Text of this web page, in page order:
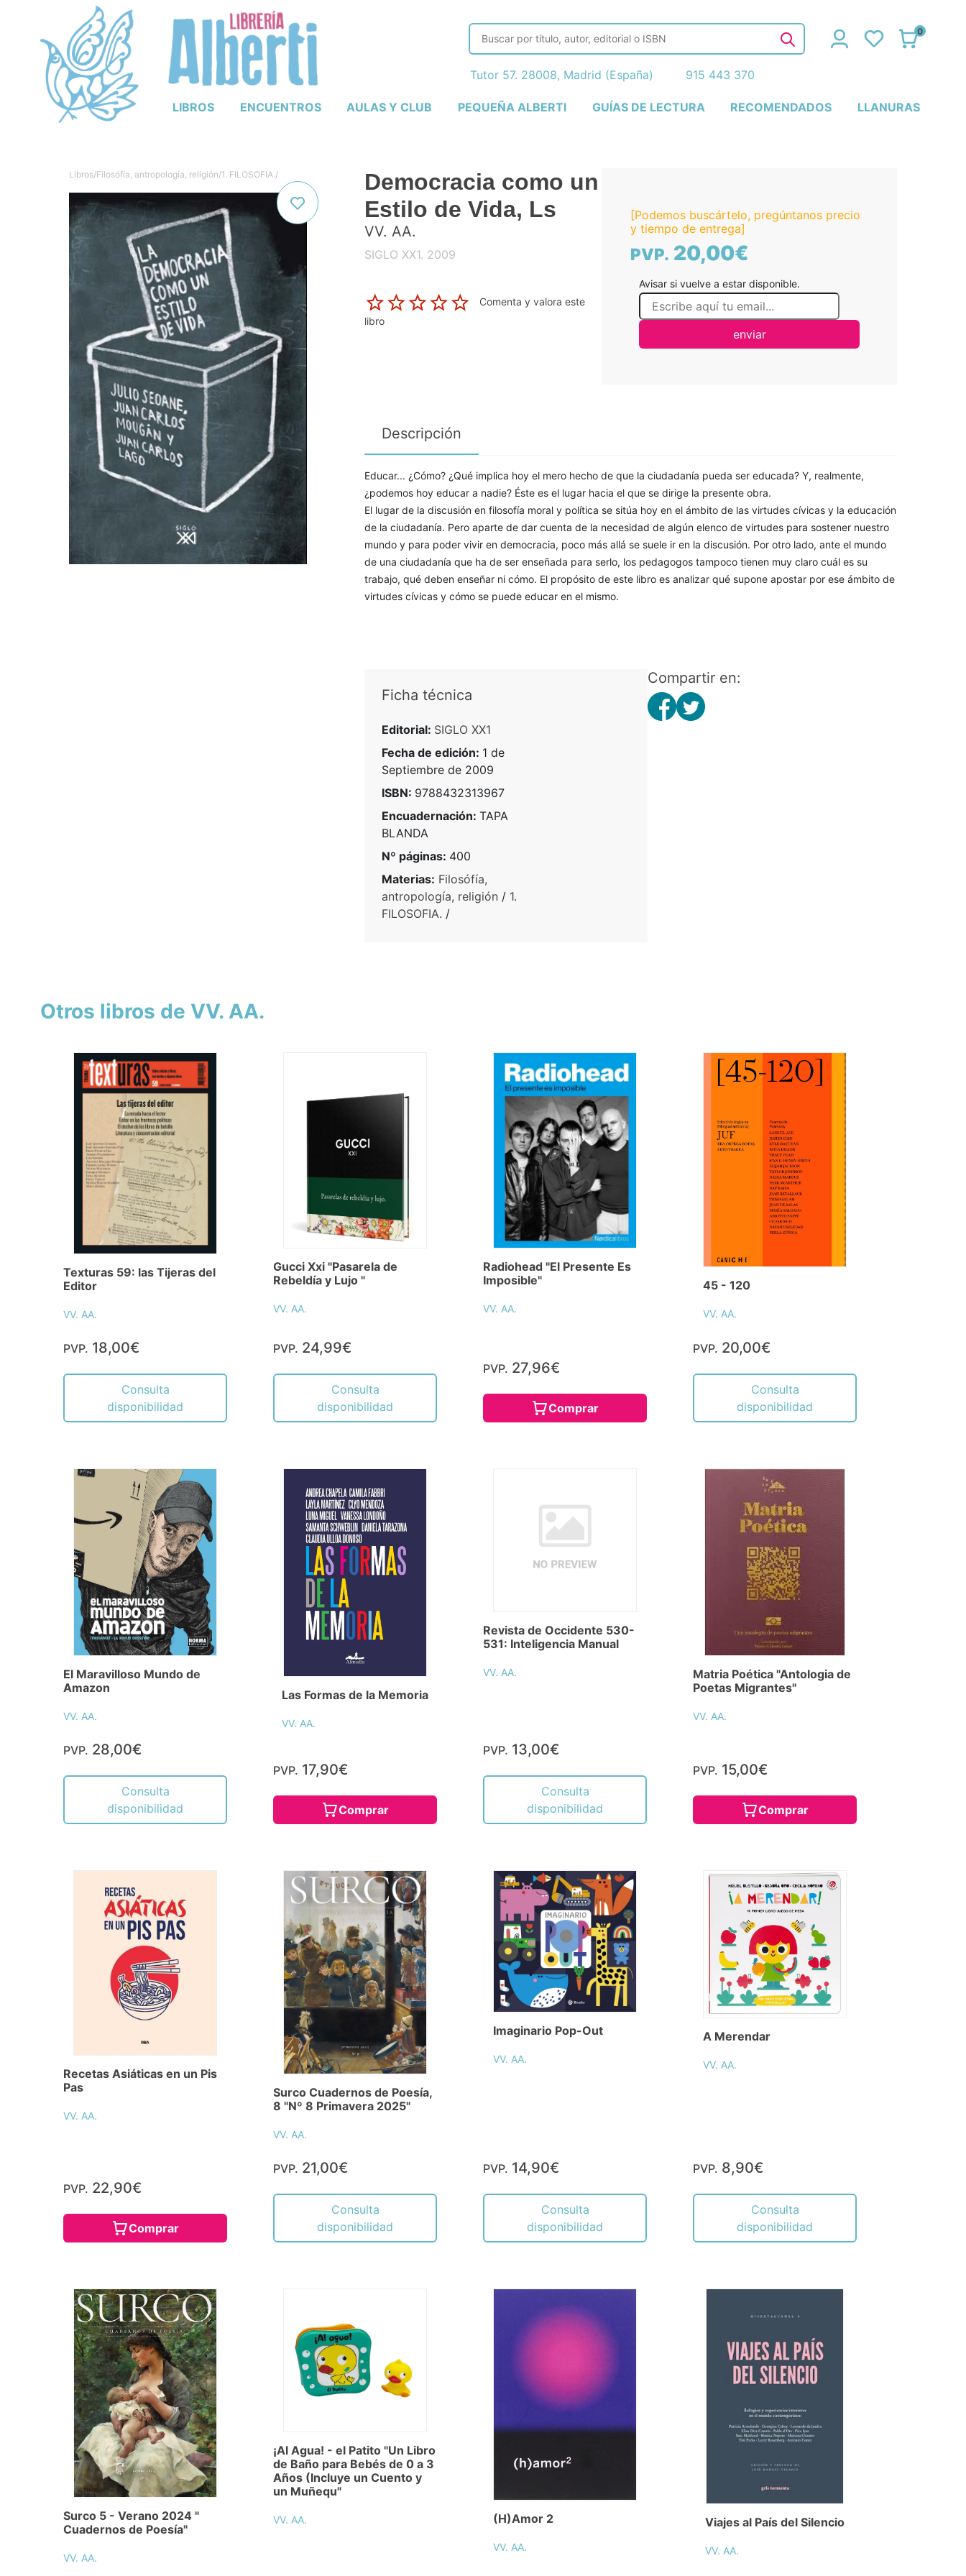
LIBROS ENCUENTROS AULAS Y CLUB PEQUEÑA ALBERTI GUÍAS DE LECTURA RECOMENDADOS LLANURAS
0
Tutor 57. 28008, Madrid (España) 915 443 370
Libros/Filosófía, antropología, religión/1. FILOSOFIA./
Democracia como un
Estilo de Vida, Ls
VV. AA.
SIGLO XX1. 2009
Comenta y valora este
libro
[Podemos buscártelo, pregúntanos precio
y tiempo de entrega]
PVP. 20,00€
Avisar si vuelve a estar disponible.
enviar
Descripción
Educar... ¿Cómo? ¿Qué implica hoy el mero hecho de que la ciudadanía pueda ser educada? Y, realmente,
¿podemos hoy educar a nadie? Éste es el lugar hacia el que se dirige la presente obra.
El lugar de la discusión en filosofía moral y política se sitúa hoy en el ámbito de las virtudes cívicas y la educación
de la ciudadanía. Pero aparte de dar cuenta de la necesidad de algún elenco de virtudes para sostener nuestro
mundo y para poder vivir en democracia, poco más allá se suele ir en la discusión. Por otro lado, ante el mundo
de una ciudadanía que ha de ser enseñada para serlo, los pedagogos tampoco tienen muy claro cuál es su
trabajo, qué deben enseñar ni cómo. El propósito de este libro es analizar qué supone apostar por ese ámbito de
virtudes cívicas y cómo se puede educar en el mismo.
Ficha técnica
Editorial: SIGLO XX1
Fecha de edición: 1 de
Septiembre de 2009
ISBN: 9788432313967
Encuadernación: TAPA
BLANDA
Nº páginas: 400
Materias: Filosófía,
antropología, religión / 1.
FILOSOFIA. /
Compartir en:
Otros libros de VV. AA.
Texturas 59: las Tijeras del
Editor
VV. AA.
PVP. 18,00€
Consulta
disponibilidad
Gucci Xxi "Pasarela de
Rebeldía y Lujo "
VV. AA.
PVP. 24,99€
Consulta
disponibilidad
Radiohead "El Presente Es
Imposible"
VV. AA.
PVP. 27,96€
Comprar
45 - 120
VV. AA.
PVP. 20,00€
Consulta
disponibilidad
El Maravilloso Mundo de
Amazon
VV. AA.
PVP. 28,00€
Consulta
disponibilidad
Las Formas de la Memoria
VV. AA.
PVP. 17,90€
Comprar
Revista de Occidente 530-
531: Inteligencia Manual
VV. AA.
PVP. 13,00€
Consulta
disponibilidad
Matria Poética "Antologia de
Poetas Migrantes"
VV. AA.
PVP. 15,00€
Comprar
Recetas Asiáticas en un Pis
Pas
VV. AA.
PVP. 22,90€
Comprar
Surco Cuadernos de Poesía,
8 "Nº 8 Primavera 2025"
VV. AA.
PVP. 21,00€
Consulta
disponibilidad
Imaginario Pop-Out
VV. AA.
PVP. 14,90€
Consulta
disponibilidad
A Merendar
VV. AA.
PVP. 8,90€
Consulta
disponibilidad
Surco 5 - Verano 2024 "
Cuadernos de Poesía"
VV. AA.
¡Al Agua! - el Patito "Un Libro
de Baño para Bebés de 0 a 3
Años (Incluye un Cuento y
un Muñequ"
VV. AA. (H)Amor 2
VV. AA.
Viajes al País del Silencio
VV. AA.